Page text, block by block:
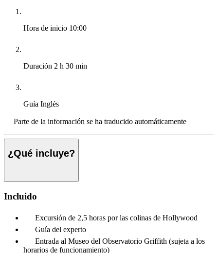
Hora de inicio 10:00
Duración 2 h 30 min
Guía Inglés
Parte de la información se ha traducido automáticamente
¿Qué incluye?
Incluido
Excursión de 2,5 horas por las colinas de Hollywood
Guía del experto
Entrada al Museo del Observatorio Griffith (sujeta a los
horarios de funcionamiento)